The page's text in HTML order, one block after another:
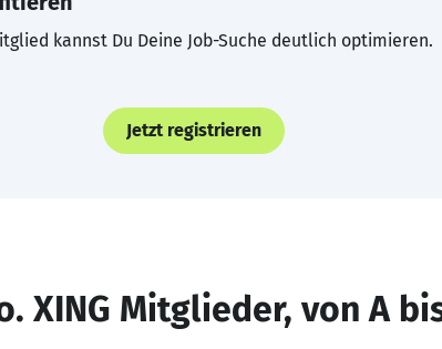
kannst Du Deine Job-Suche deutlich optimieren.
Jetzt registrieren
XING Mitglieder, von A